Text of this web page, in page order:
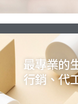
最專業的
行銷、代